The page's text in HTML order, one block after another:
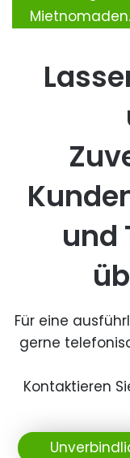
Mietnomaden.
und
Für eine
gerne
Kontaktieren